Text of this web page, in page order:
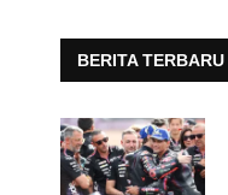
BERITA TERBARU